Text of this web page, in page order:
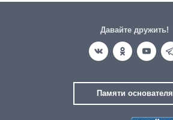
Давайте дружить!
Памяти основателя